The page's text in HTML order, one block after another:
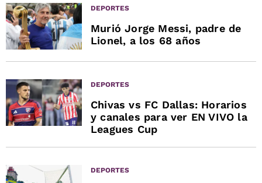
DEPORTES
Murió Jorge Messi, padre de
Lionel, a los 68 años
DEPORTES
Chivas vs FC Dallas: Horarios
y canales para ver EN VIVO la
Leagues Cup
DEPORTES